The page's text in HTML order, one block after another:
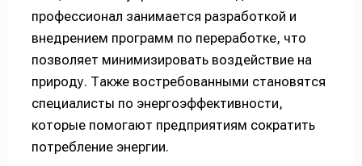
профессионал занимается разработкой и
внедрением программ по переработке, что
позволяет минимизировать воздействие на
природу. Также востребованными становятся
специалисты по энергоэффективности,
которые помогают предприятиям сократить
потребление энергии.